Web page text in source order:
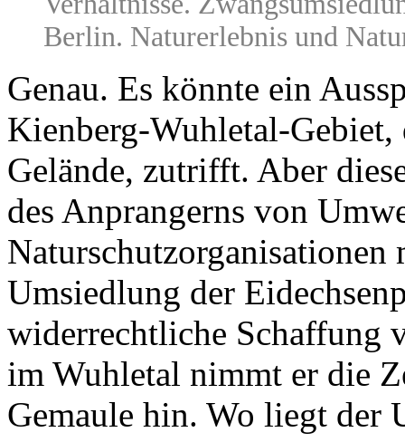
Berlin. Naturerlebnis und
Genau. Es könnte ein
Kienberg-Wuhletal-
Gelände, zutrifft. Aber
des Anprangerns von
Naturschutzorganisationen
Umsiedlung der
widerrechtliche Schaffung
im Wuhletal nimmt er die
Gemaule hin. Wo liegt der